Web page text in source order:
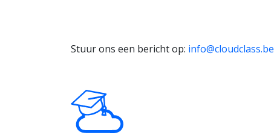
Stuur ons een bericht op: info@cloudclass.be